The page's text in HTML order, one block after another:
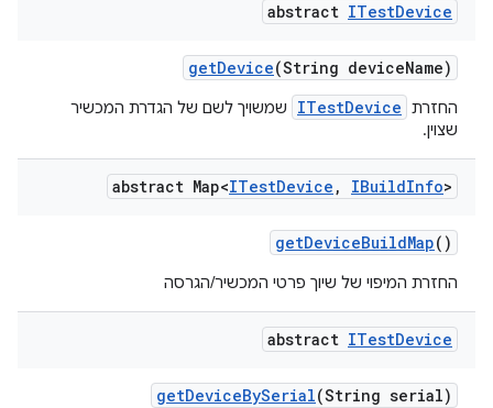
abstract ITestDevice
getDevice(String deviceName)
החזרת ITestDevice
שמשויך לשם של הגדרת המכשיר
שצוין.
abstract Map<ITestDevice , IBuildInfo>
getDeviceBuildMap()
החזרת המיפוי של שיוך פרטי המכשיר/הגרסה
abstract ITestDevice
getDeviceBySerial(String serial)